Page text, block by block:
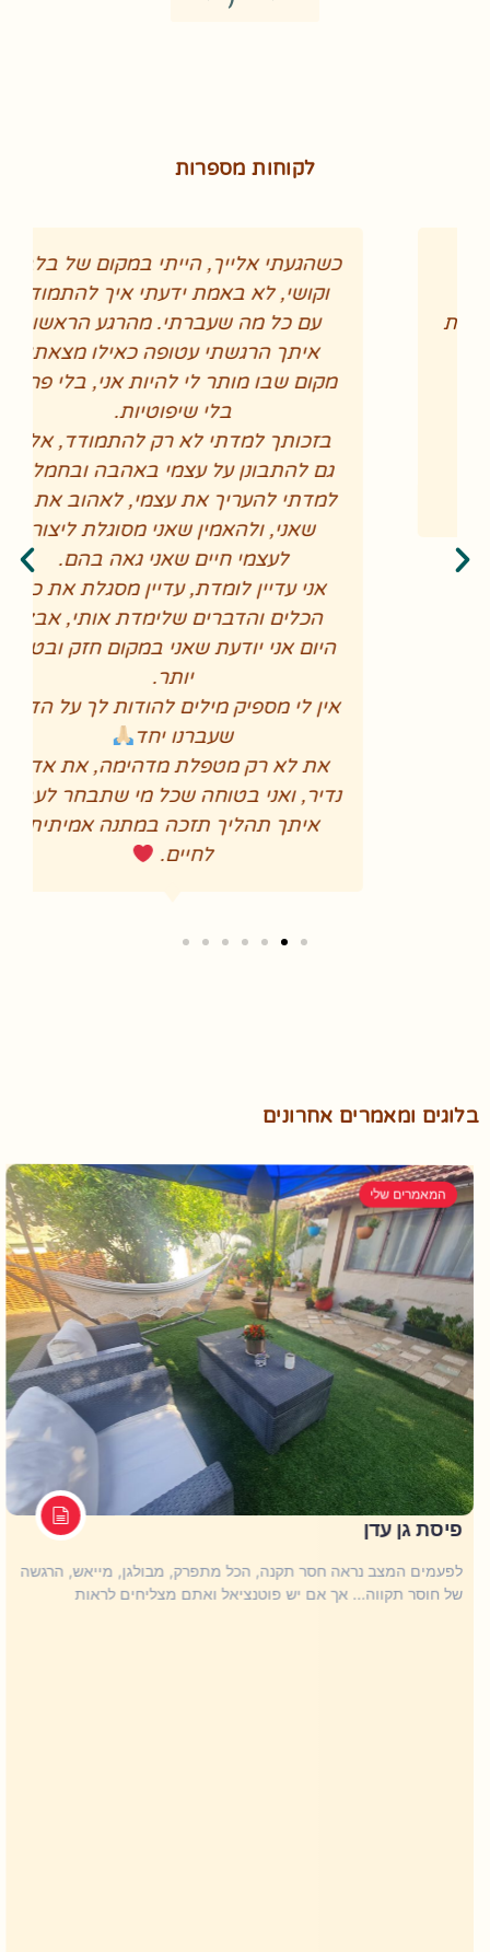
לקוחות מספרות
כשהגעתי אלייך, הייתי במקום של בלבול
וקושי, לא באמת ידעתי איך להתמודד
עם כל מה שעברתי. מהרגע הראשון
איתך הרגשתי עטופה כאילו מצאתי
מקום שבו מותר לי להיות אני, בלי פחד,
בלי שיפוטיות.
בזכותך למדתי לא רק להתמודד, אלא
גם להתבונן על עצמי באהבה ובחמלה.
למדתי להעריך את עצמי, לאהוב את מי
שאני, ולהאמין שאני מסוגלת ליצור
לעצמי חיים שאני גאה בהם.
אני עדיין לומדת, עדיין מסגלת את כל
הכלים והדברים שלימדת אותי, אבל
היום אני יודעת שאני במקום חזק ובטוח
אין לי מספיק מילים להודות לך על הדרך
שעברנו יחד
את לא רק מטפלת מדהימה, את אדם
נדיר, ואני בטוחה שכל מי שתבחר לעבור
איתך תהליך תזכה במתנה אמיתית
בלוגים ומאמרים אחרונים
המאמרים שלי
פיסת גן עדן
לפעמים המצב נראה חסר תקנה, הכל מתפרק, מבולגן, מייאש, הרגשה
של חוסר תקווה... אך אם יש פוטנציאל ואתם מצליחים לראות